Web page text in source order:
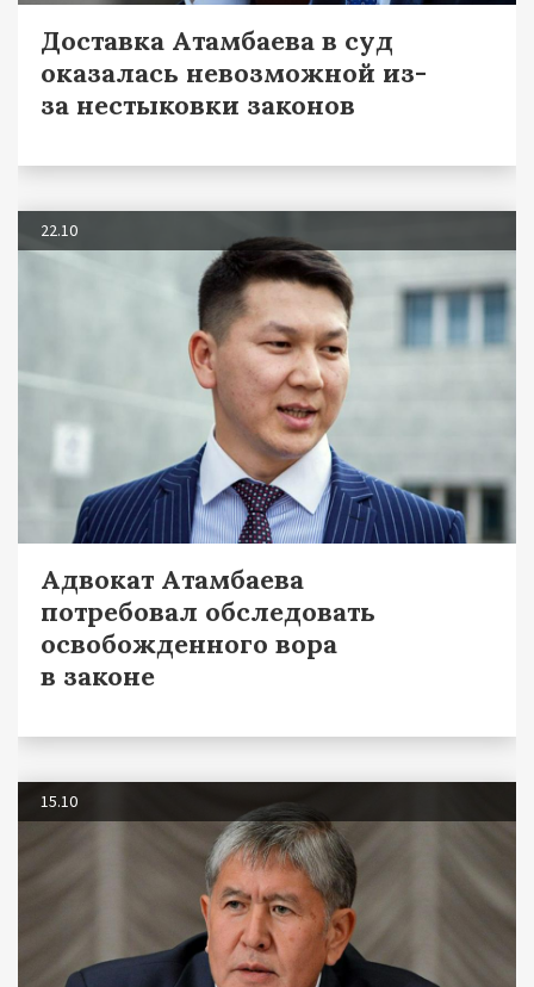
Доставка Атамбаева в суд
оказалась невозможной из-
за нестыковки законов
22.10
Адвокат Атамбаева
потребовал обследовать
освобожденного вора
в законе
15.10